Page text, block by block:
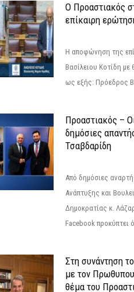
Ο Προαστιακός
επίκαιρη
Η αποφώνηση της
Βασίλειου Κοτίδη με
ως εξής: Πρόεδρος
Προαστιακός –
δημόσιες
Τσαβδαρίδη
Από δημόσιες
Ανάπτυξης και
Δημοκρατίας κ.
Facebook προκύπτει
Στη συνάντηση
με τον
θέμα του